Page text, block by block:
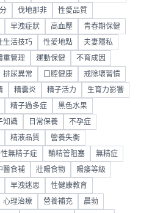
伐地那非 性愛品質
早洩症狀 高血壓 青春期保健
生活技巧 性愛地點 夫妻隱私
重管理 運動保健 不育成因
排尿異常 口腔健康 戒除壞習慣
精囊炎 精子活力 生育力影響
精子過多症 黑色水果
知識 日常保養 不孕症
精液品質 營養失衡
性無精子症 輸精管阻塞 無精症
醫食補 壯陽食物 陽痿等級
早洩迷思 性健康教育
心理治療 營養補充 晨勃